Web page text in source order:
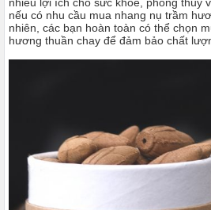
nếu có nhu cầu mua nhang nụ trầm
nhiên, các bạn hoàn toàn có thể chọn
hương thuần chay để đảm bảo chất